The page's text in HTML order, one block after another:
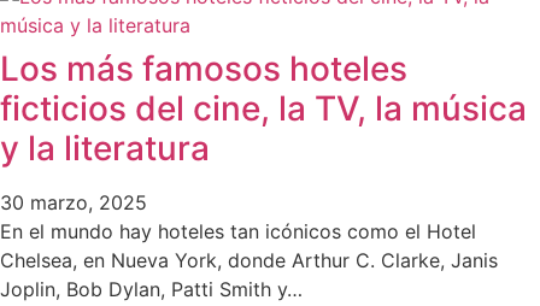
Los más famosos hoteles
ficticios del cine, la TV, la música
y la literatura
30 marzo, 2025
En el mundo hay hoteles tan icónicos como el Hotel
Chelsea, en Nueva York, donde Arthur C. Clarke, Janis
Joplin, Bob Dylan, Patti Smith y…